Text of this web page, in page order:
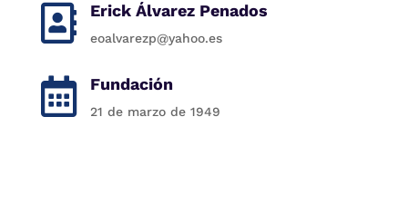
 Erick Álvarez Penados
eoalvarezp@yahoo.es
 Fundación
21 de marzo de 1949